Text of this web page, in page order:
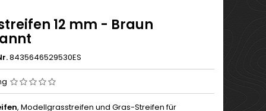
12 mm - Braun
8435646529530ES
, Modellgrasstreifen und Gras-Streifen für